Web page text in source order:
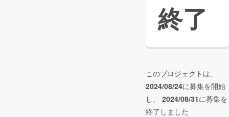
終了
このプロジェクトは、
2024/08/24に募集を開始
し、 2024/08/31に募集を
終了しました